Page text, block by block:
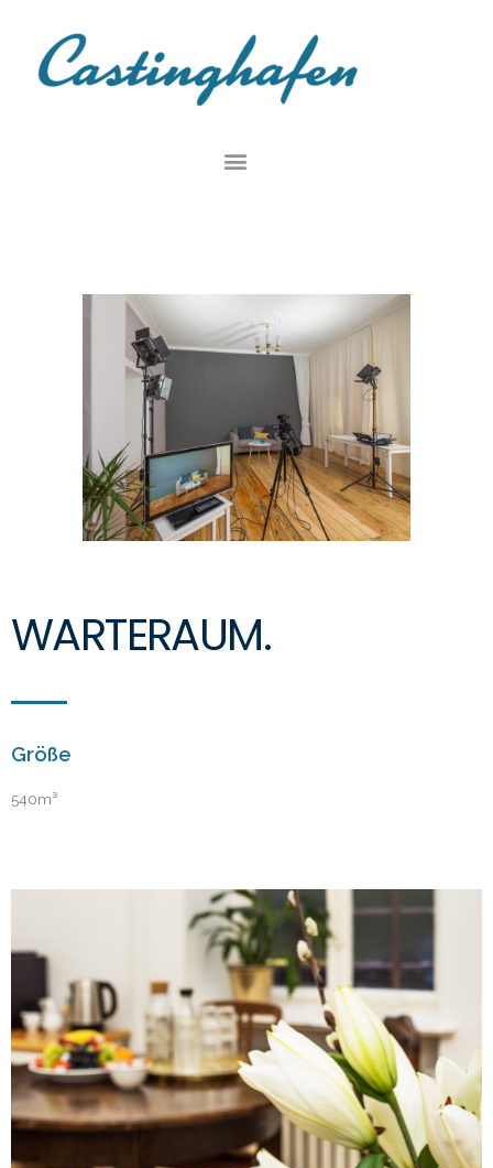
WARTERAUM.
Größe
540m³